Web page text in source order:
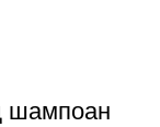
шампоан